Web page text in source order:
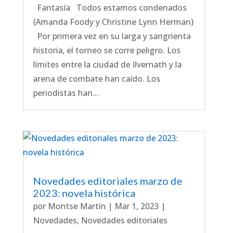
Fantasía Todos estamos condenados
(Amanda Foody y Christine Lynn Herman)
Por primera vez en su larga y sangrienta
historia, el torneo se corre peligro. Los
límites entre la ciudad de Ilvernath y la
arena de combate han caído. Los
periodistas han...
Novedades editoriales marzo de
2023: novela histórica
por Montse Martín | Mar 1, 2023 |
Novedades, Novedades editoriales